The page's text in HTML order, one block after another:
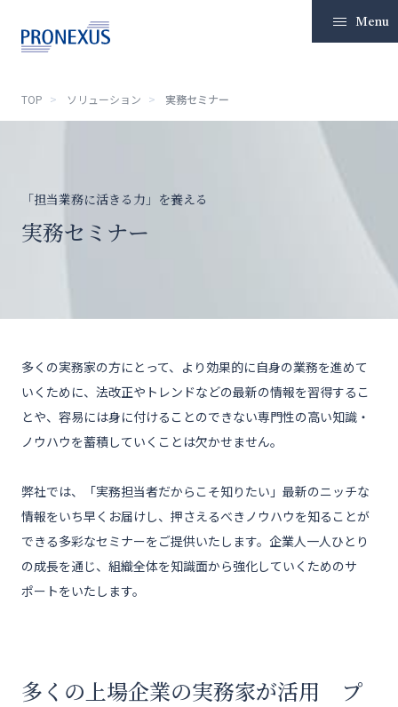
Menu
ソリューション
採用
お問い合わせ
公式X
EN
TOP ソリューション 実務セミナー
「担当業務に活きる力」を養える
実務セミナー
多くの実務家の方にとって、より効果的に自身の業務を進めて
いくために、法改正やトレンドなどの最新の情報を習得するこ
とや、容易には身に付けることのできない専門性の高い知識・
ノウハウを蓄積していくことは欠かせません。
弊社では、「実務担当者だからこそ知りたい」最新のニッチな
情報をいち早くお届けし、押さえるべきノウハウを知ることが
できる多彩なセミナーをご提供いたします。企業人一人ひとり
の成長を通じ、組織全体を知識面から強化していくためのサ
ポートをいたします。
多くの上場企業の実務家が活用 プ